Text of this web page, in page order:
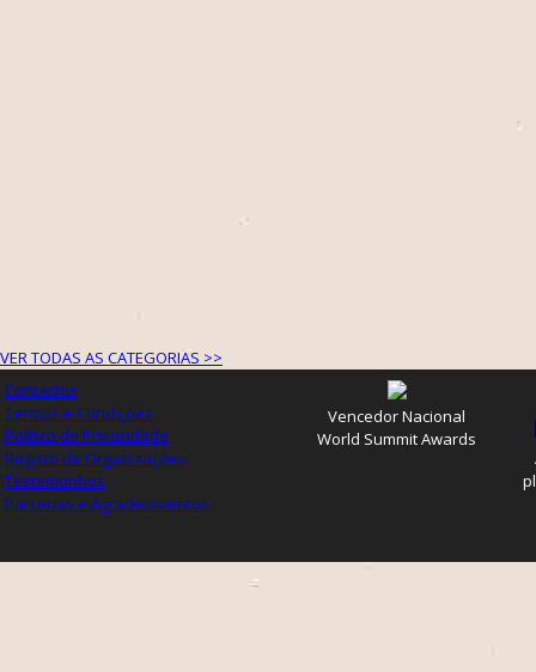
VER TODAS AS CATEGORIAS >>
Contactos
Termos e Condições
Política de Privacidade
Registo de Organizações
Testemunhos
Parcerias e Agradecimentos
Vencedor Nacional
World Summit Awards